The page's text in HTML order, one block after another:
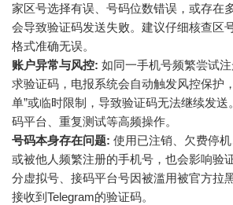
家区号选择有误、号码位数错误，或存在
会导致验证码发送失败。建议仔细核查区
格式准确无误。
账户异常与风控: 如同一手机号频繁尝试
求验证码，电报系统会自动触发风控保护
单”或临时限制，导致验证码无法继续发
码平台、重复测试等高频操作。
号码本身存在问题: 使用已注销、欠费停
或被他人频繁注册的手机号，也会影响验
分虚拟号、接码平台号因被滥用被官方拉
接收到Telegram的验证码。